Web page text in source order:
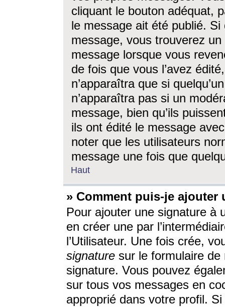
cliquant le bouton adéquat,
le message ait été publié. Si
message, vous trouverez
message lorsque vous
de fois que vous l’avez
n’apparaîtra que si
n’apparaîtra pas si un
message, bien qu’ils
ils ont édité le message
noter que les utilisateurs
message une fois que
Haut
» Comment puis-je ajouter
Pour ajouter une signature à
en créer une par
l’Utilisateur. Une fois crée,
signature sur le formulaire de
signature. Vous pouvez
sur tous vos messages en
approprié dans votre profil.